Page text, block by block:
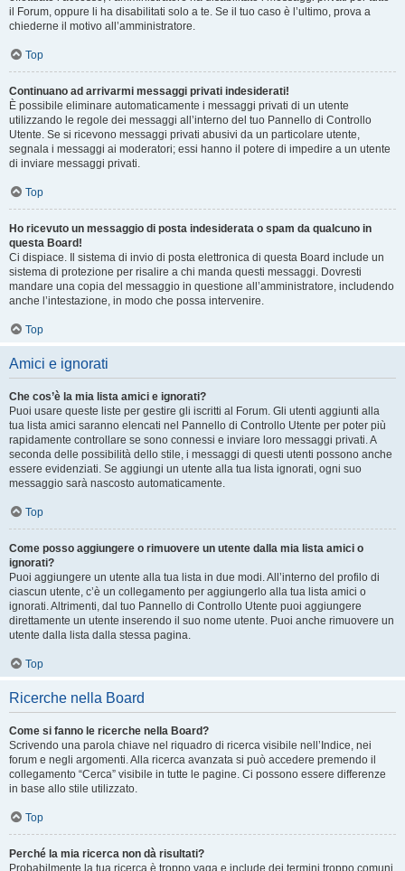
il Forum, oppure li ha disabilitati solo a te. Se il tuo caso è l’ultimo, prova a
chiederne il motivo all’amministratore.
Top
Continuano ad arrivarmi messaggi privati indesiderati!
È possibile eliminare automaticamente i messaggi privati ​​di un utente
utilizzando le regole dei messaggi all’interno del tuo Pannello di Controllo
Utente. Se si ricevono messaggi privati ​​abusivi da un particolare utente,
segnala i messaggi ai moderatori; essi hanno il potere di impedire a un utente
di inviare messaggi privati​​.
Top
Ho ricevuto un messaggio di posta indesiderata o spam da qualcuno in
questa Board!
Ci dispiace. Il sistema di invio di posta elettronica di questa Board include un
sistema di protezione per risalire a chi manda questi messaggi. Dovresti
mandare una copia del messaggio in questione all’amministratore, includendo
anche l’intestazione, in modo che possa intervenire.
Top
Amici e ignorati
Che cos’è la mia lista amici e ignorati?
Puoi usare queste liste per gestire gli iscritti al Forum. Gli utenti aggiunti alla
tua lista amici saranno elencati nel Pannello di Controllo Utente per poter più
rapidamente controllare se sono connessi e inviare loro messaggi privati. A
seconda delle possibilità dello stile, i messaggi di questi utenti possono anche
essere evidenziati. Se aggiungi un utente alla tua lista ignorati, ogni suo
messaggio sarà nascosto automaticamente.
Top
Come posso aggiungere o rimuovere un utente dalla mia lista amici o
ignorati?
Puoi aggiungere un utente alla tua lista in due modi. All’interno del profilo di
ciascun utente, c’è un collegamento per aggiungerlo alla tua lista amici o
ignorati. Altrimenti, dal tuo Pannello di Controllo Utente puoi aggiungere
direttamente un utente inserendo il suo nome utente. Puoi anche rimuovere un
utente dalla lista dalla stessa pagina.
Top
Ricerche nella Board
Come si fanno le ricerche nella Board?
Scrivendo una parola chiave nel riquadro di ricerca visibile nell’Indice, nei
forum e negli argomenti. Alla ricerca avanzata si può accedere premendo il
collegamento “Cerca” visibile in tutte le pagine. Ci possono essere differenze
in base allo stile utilizzato.
Top
Perché la mia ricerca non dà risultati?
Probabilmente la tua ricerca è troppo vaga e include dei termini troppo comuni